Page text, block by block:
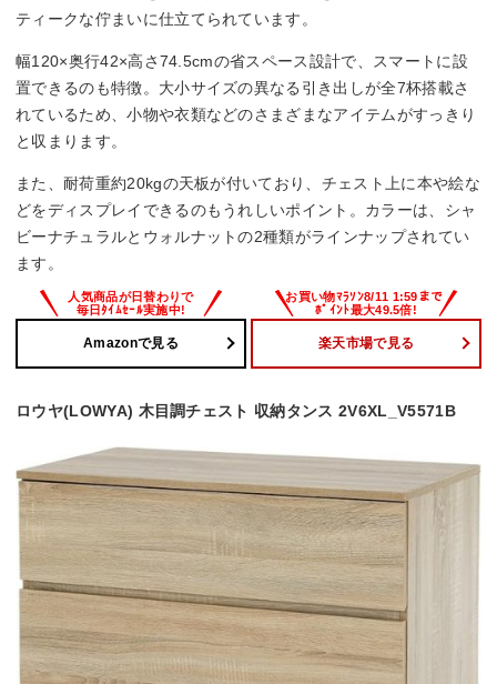
ティークな佇まいに仕立てられています。
幅120×奥行42×高さ74.5cmの省スペース設計で、スマートに設
置できるのも特徴。大小サイズの異なる引き出しが全7杯搭載さ
れているため、小物や衣類などのさまざまなアイテムがすっきり
と収まります。
また、耐荷重約20kgの天板が付いており、チェスト上に本や絵な
どをディスプレイできるのもうれしいポイント。カラーは、シャ
ビーナチュラルとウォルナットの2種類がラインナップされてい
ます。
Amazonで見る 楽天市場で見る
ロウヤ(LOWYA) 木目調チェスト 収納タンス 2V6XL_V5571B